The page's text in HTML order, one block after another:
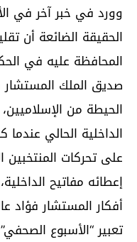
وورد في خبر آخر في
الحقيقة الضائعة أن
المحافظة عليه في
صديق الملك المستشار
الحيطة من
الداخلية الحالي عندما
على تحركات المنتخبين
إعطائه مفاتيح
أفكار المستشار فؤاد
تعبير “الأسبوع